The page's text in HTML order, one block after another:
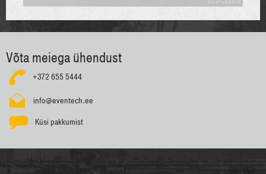
Võta meiega ühendust
+372 655 5444
info@eventech.ee
Küsi pakkumist